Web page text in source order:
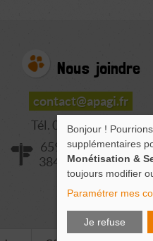
Nous joindre
contact@apagi.fr
Tél. 04 76 77 20 06
659 Route de L'Isère
38420 LE VERSOUD
Bonjour !
supplémentaires
Monétisation &
toujours modifier
Paramétrer mes
Je refuse